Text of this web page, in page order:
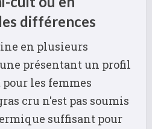
différences
en plusieurs
présentant un profil
les femmes
cru n'est pas soumis
suffisant pour